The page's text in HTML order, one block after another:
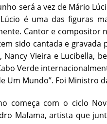
será a vez de Mário
é uma das figuras
Cantor e compositor
sido cantada e gravada
Nancy Vieira e Lucibella,
Verde
Um Mundo”. Foi Ministro
começa com o ciclo
Mafama, artista que